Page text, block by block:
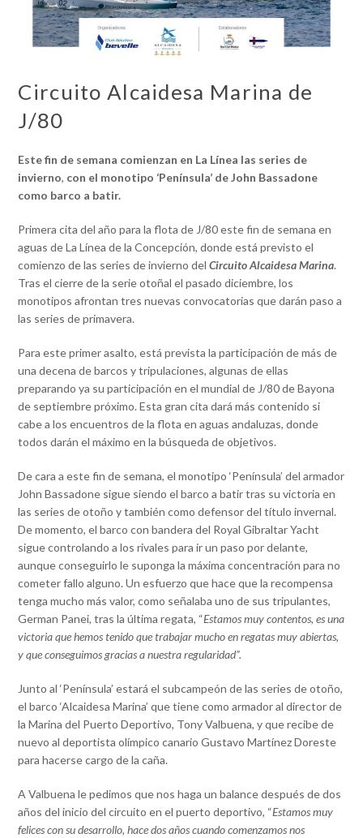
Circuito Alcaidesa Marina de
J/80
Este fin de semana comienzan en La Línea las series de
invierno, con el monotipo ‘Península’ de John Bassadone
como barco a batir.
Primera cita del año para la flota de J/80 este fin de semana en
aguas de La Línea de la Concepción, donde está previsto el
comienzo de las series de invierno delCircuito Alcaidesa Marina.
Tras el cierre de la serie otoñal el pasado diciembre, los
monotipos afrontan tres nuevas convocatorias que darán paso a
las series de primavera.
Para este primer asalto, está prevista la participación de más de
una decena de barcos y tripulaciones, algunas de ellas
preparando ya su participación en el mundial de J/80 de Bayona
de septiembre próximo. Esta gran cita dará más contenido si
cabe a los encuentros de la flota en aguas andaluzas, donde
todos darán el máximo en la búsqueda de objetivos.
De cara a este fin de semana, el monotipo ‘Península’ del armador
John Bassadone sigue siendo el barco a batir tras su victoria en
las series de otoño y también como defensor del título invernal.
De momento, el barco con bandera del Royal Gibraltar Yacht
sigue controlando a los rivales para ir un paso por delante,
aunque conseguirlo le suponga la máxima concentración para no
cometer fallo alguno. Un esfuerzo que hace que la recompensa
tenga mucho más valor, como señalaba uno de sus tripulantes,
German Panei, tras la última regata, “Estamos muy contentos, es una
victoria que hemos tenido que trabajar mucho en regatas muy abiertas,
y que conseguimos gracias a nuestra regularidad”.
Junto al ‘Península’ estará el subcampeón de las series de otoño,
el barco ‘Alcaidesa Marina’ que tiene como armador al director de
la Marina del Puerto Deportivo, Tony Valbuena, y que recibe de
nuevo al deportista olímpico canario Gustavo Martínez Doreste
para hacerse cargo de la caña.
A Valbuena le pedimos que nos haga un balance después de dos
años del inicio del circuito en el puerto deportivo, “Estamos muy
felices con su desarrollo, hace dos años cuando comenzamos nos